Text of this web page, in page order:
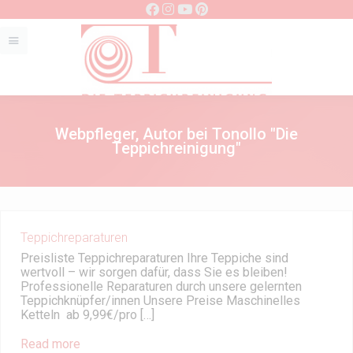
Webpfleger, Autor bei Tonollo "Die
Teppichreinigung"
Teppichreparaturen
Preisliste Teppichreparaturen Ihre Teppiche sind
wertvoll – wir sorgen dafür, dass Sie es bleiben!
Professionelle Reparaturen durch unsere gelernten
Teppichknüpfer/innen Unsere Preise Maschinelles
Ketteln ab 9,99€/pro […]
Read more